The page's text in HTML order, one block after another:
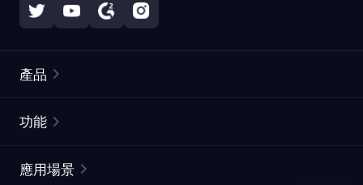
產品
靜態住宅代理
功能
應用場景